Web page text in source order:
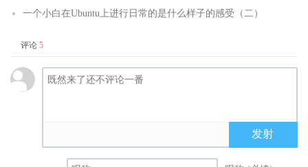
一个小白在Ubuntu上进行日常的是什么样子的感受（二）
评论 5
发射